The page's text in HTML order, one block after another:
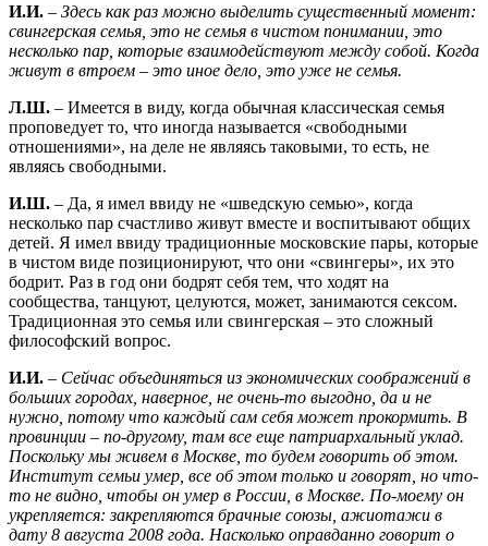
И.И. – Здесь как раз можно выделить существенный момент:
свингерская семья, это не семья в чистом понимании, это
несколько пар, которые взаимодействуют между собой. Когда
живут в втроем – это иное дело, это уже не семья.
Л.Ш. – Имеется в виду, когда обычная классическая семья
проповедует то, что иногда называется «свободными
отношениями», на деле не являясь таковыми, то есть, не
являясь свободными.
И.Ш. – Да, я имел ввиду не «шведскую семью», когда
несколько пар счастливо живут вместе и воспитывают общих
детей. Я имел ввиду традиционные московские пары, которые
в чистом виде позиционируют, что они «свингеры», их это
бодрит. Раз в год они бодрят себя тем, что ходят на
сообщества, танцуют, целуются, может, занимаются сексом.
Традиционная это семья или свингерская – это сложный
философский вопрос.
И.И. – Сейчас объединяться из экономических соображений в
больших городах, наверное, не очень-то выгодно, да и не
нужно, потому что каждый сам себя может прокормить. В
провинции – по-другому, там все еще патриархальный уклад.
Поскольку мы живем в Москве, то будем говорить об этом.
Институт семьи умер, все об этом только и говорят, но что-
то не видно, чтобы он умер в России, в Москве. По-моему он
укрепляется: закрепляются брачные союзы, ажиотажи в
дату 8 августа 2008 года. Насколько оправданно говорит о